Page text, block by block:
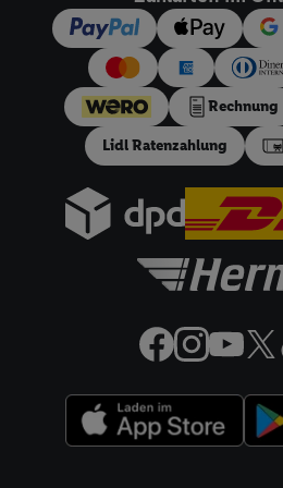
Rechnung
Lidl Ratenzahlung
Sofern Sie hier Ihre Zustimmung
Lidl Plus-Konto erstellen bzw. sich
Plus-Konto einloggen, kann darüber
angegebene E-Mail-Adresse von uns
Verantwortlichkeit mit einem der
verwendet werden, um daraus eine
zu erstellen (die sogenannte EUID),
die sogleich beschriebene Utiq-
um Sie in von Dritten betriebenen
Ihnen personalisierte Werbung
uns und einem der anderen oben
gemeinsamer Verantwortlichkeit
Zudem erlauben Sie uns, der Utiq SA/
Ihrem
in den Lidl-Diensten einzusetzen.
Ihrer IP-Adresse, ob die